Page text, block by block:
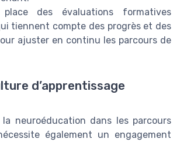
des évaluations formatives
tiennent compte des progrès et des
ajuster en continu les parcours de
d’apprentissage
la neuroéducation dans les parcours
également un engagement